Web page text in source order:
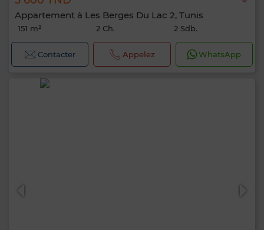
Appartement à Les Berges Du Lac 2, Tunis
151 m² 2 Ch. 2 Sdb.
Contacter Appelez WhatsApp